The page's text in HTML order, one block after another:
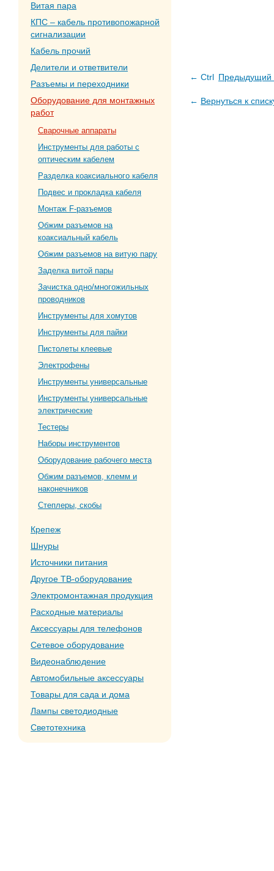
Витая пара
КПС – кабель противопожарной
сигнализации
Кабель прочий
Делители и ответвители
Разъемы и переходники
Оборудование для монтажных
работ
Сварочные аппараты
Инструменты для работы с
оптическим кабелем
Разделка коаксиального кабеля
Подвес и прокладка кабеля
Монтаж F-разъемов
Обжим разъемов на
коаксиальный кабель
Обжим разъемов на витую пару
Заделка витой пары
Зачистка одно/многожильных
проводников
Инструменты для хомутов
Инструменты для пайки
Пистолеты клеевые
Электрофены
Инструменты универсальные
Инструменты универсальные
электрические
Тестеры
Наборы инструментов
Оборудование рабочего места
Обжим разъемов, клемм и
наконечников
Степлеры, скобы
Крепеж
Шнуры
Источники питания
Другое ТВ-оборудование
Электромонтажная продукция
Расходные материалы
Аксессуары для телефонов
Сетевое оборудование
Видеонаблюдение
Автомобильные аксессуары
Товары для сада и дома
Лампы светодиодные
Светотехника
← Ctrl Предыдущий
← Вернуться к